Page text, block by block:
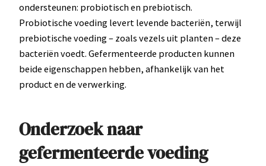
ondersteunen: probiotisch en prebiotisch.
Probiotische voeding levert levende bacteriën, terwijl
prebiotische voeding – zoals vezels uit planten – deze
bacteriën voedt. Gefermenteerde producten kunnen
beide eigenschappen hebben, afhankelijk van het
product en de verwerking.
Onderzoek naar
gefermenteerde voeding